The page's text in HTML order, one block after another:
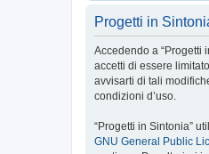
Progetti in
Accedendo a “Progetti
accetti di essere
avvisarti di tali
condizioni d’uso.
“Progetti in Sintonia”
GNU General Public